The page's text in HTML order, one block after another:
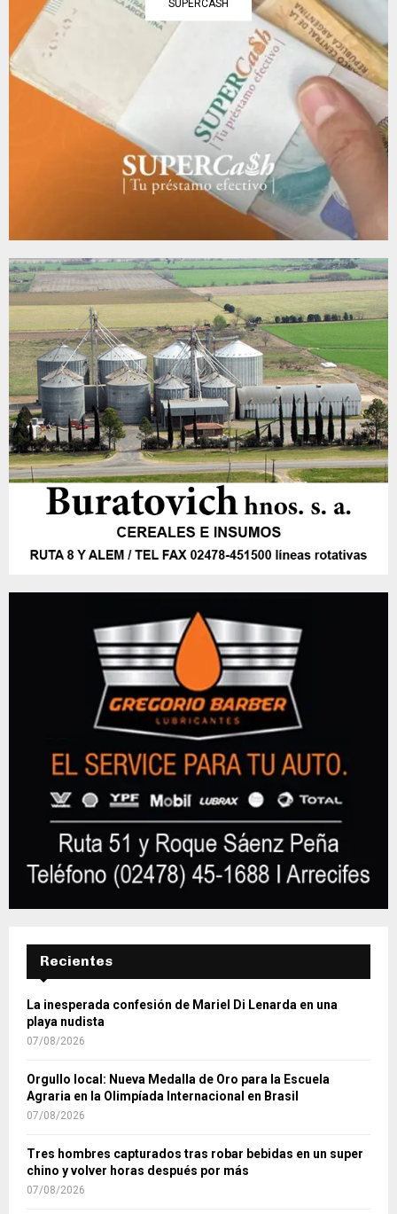
SUPERCASH
Recientes
La inesperada confesión de Mariel Di Lenarda en una
playa nudista
07/08/2026
Orgullo local: Nueva Medalla de Oro para la Escuela
Agraria en la Olimpíada Internacional en Brasil
07/08/2026
Tres hombres capturados tras robar bebidas en un super
chino y volver horas después por más
07/08/2026